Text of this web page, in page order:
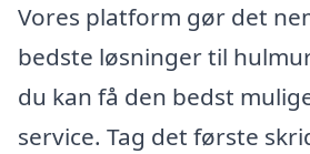
Vores platform gør det
bedste løsninger til
du kan få den bedst
service. Tag det første